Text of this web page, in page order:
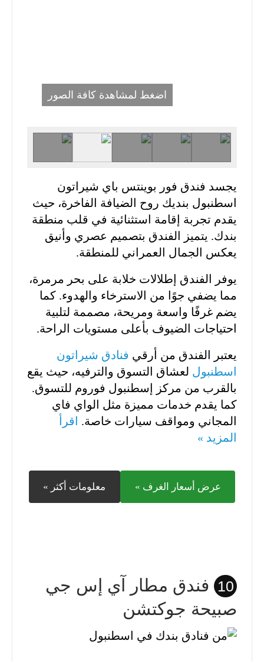
اضغط لمشاهدة كافة الصور
يجسد فندق فور بوينتس باي شيراتون
اسطنبول بنديك روح الضيافة الفاخرة، حيث
يقدم تجربة إقامة استثنائية في قلب منطقة
بندك. يتميز الفندق بتصميم عصري وأنيق
يعكس الجمال العمراني للمنطقة.
يوفر الفندق إطلالات خلابة على بحر مرمرة،
مما يضفي جوًا من الاسترخاء والهدوء. كما
يضم غرفًا واسعة ومريحة، مصممة لتلبية
احتياجات الضيوف بأعلى مستويات الراحة.
يعتبر الفندق من أرقي فنادق شيراتون
اسطنبول لعشاق التسوق والترفيه، حيث يقع
بالقرب من مركز إسطنبول فوروم للتسوق.
كما يقدم خدمات مميزة مثل الواي فاي
المجاني ومواقف سيارات خاصة.
اقرأ
المزيد »
عرض أسعار الغرف » معلومات أكثر »
10
فندق مطار آي إس جي
صبيحة جوكتشن